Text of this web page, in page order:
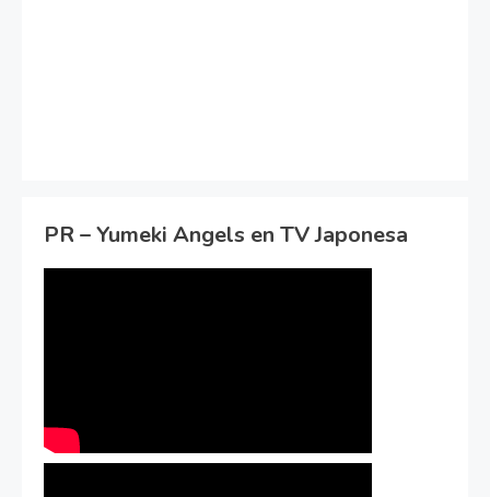
PR – Yumeki Angels en TV Japonesa